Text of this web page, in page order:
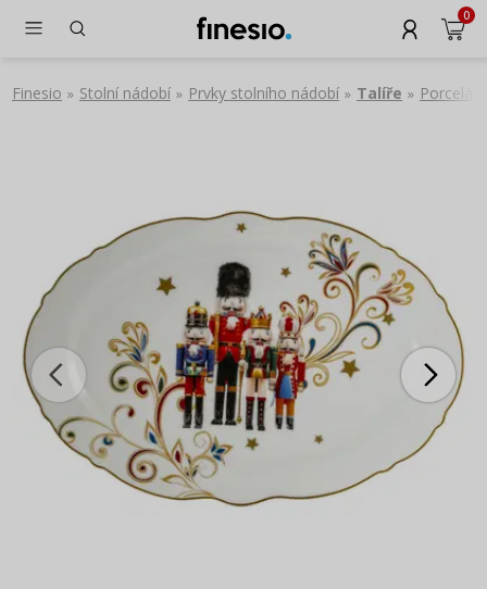
0
Finesio » Stolní nádobí » Prvky stolního nádobí » Talíře »